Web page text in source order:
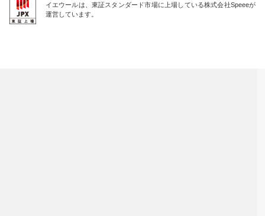
イエウールは、東証スタンダード市場に上場している株式会社Speeeが
運営しています。